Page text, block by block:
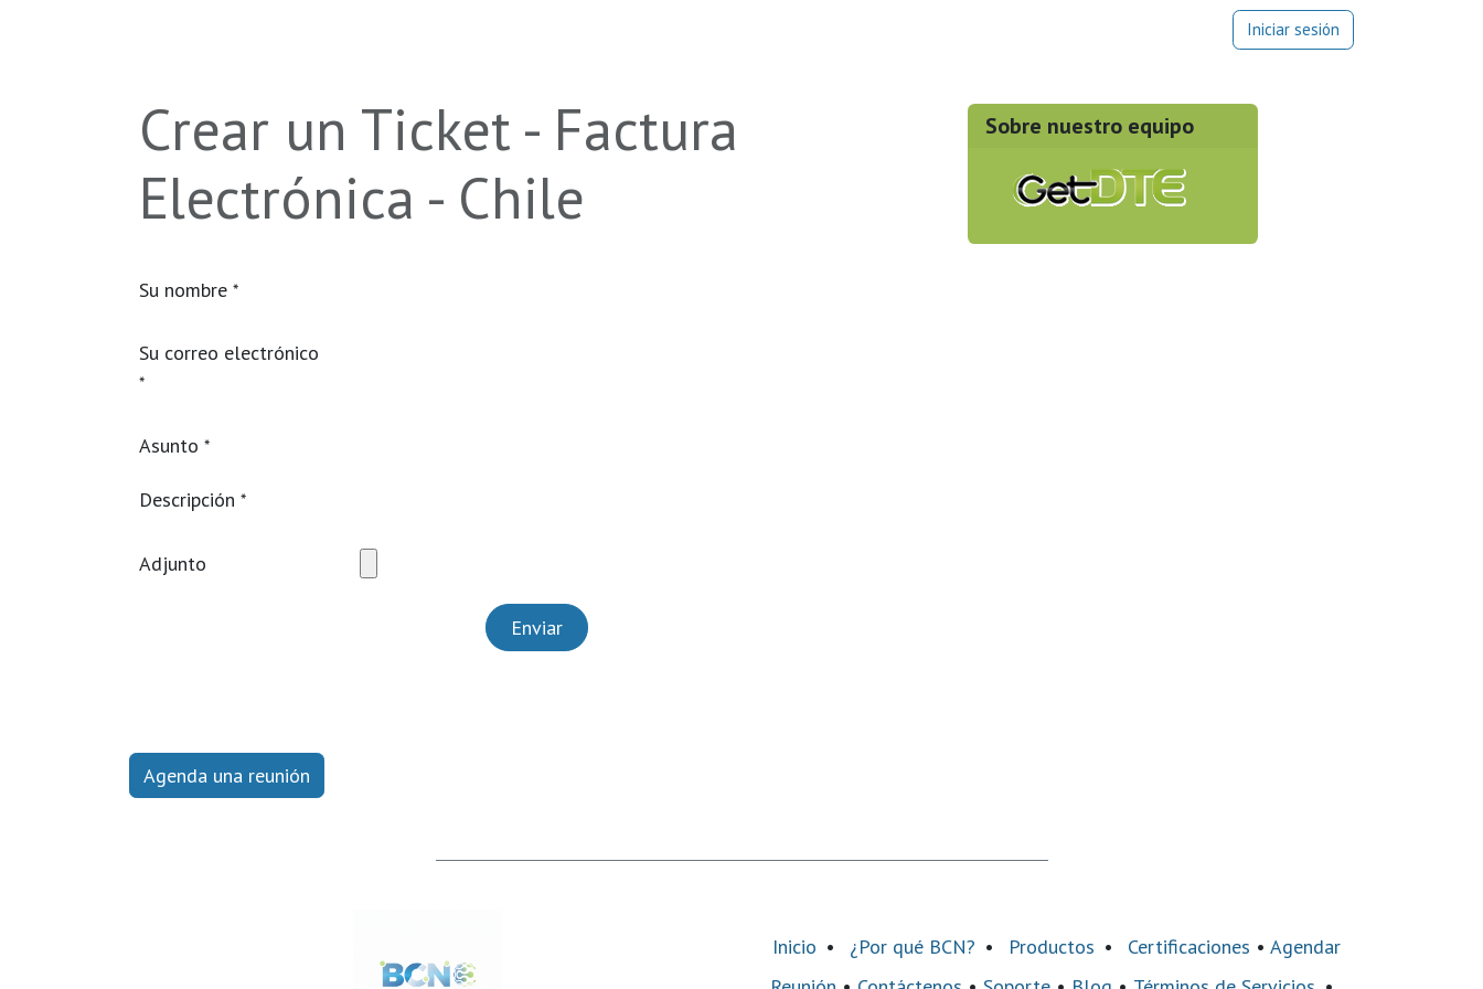
Iniciar sesión
Crear un Ticket - Factura
Electrónica - Chile
Su nombre *
Su correo electrónico
*
Asunto *
Descripción *
Adjunto
Enviar
Sobre nuestro equipo
Agenda una reunión
Inicio • ¿Por qué BCN? • Productos • Certificaciones • Agendar